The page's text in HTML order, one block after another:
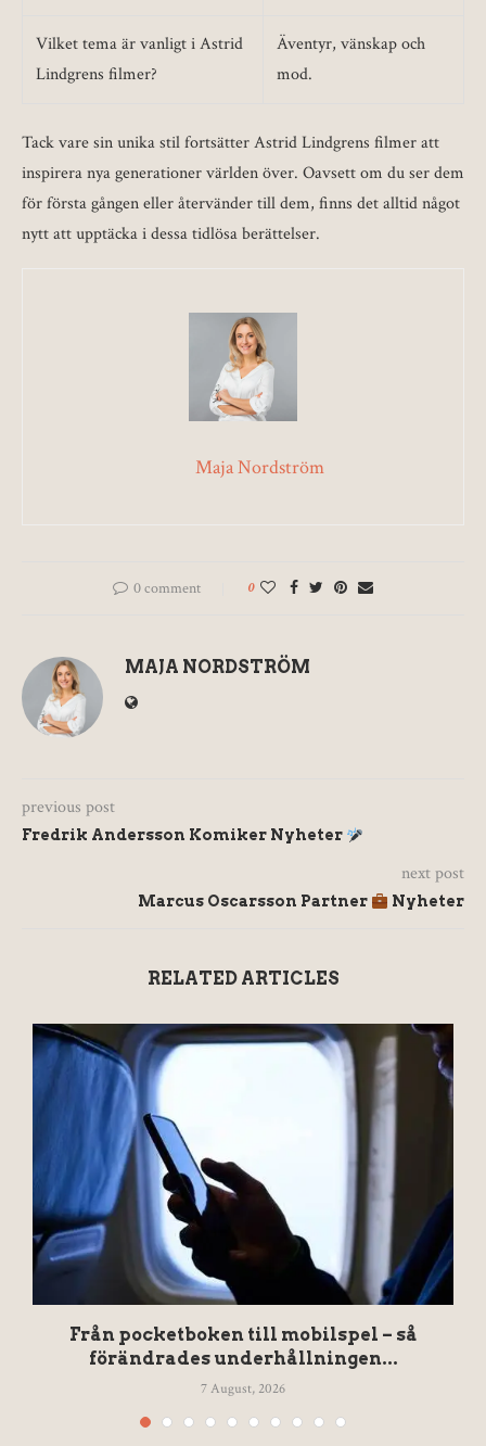
Vilket tema är vanligt i Astrid
Lindgrens filmer?
Äventyr, vänskap och
mod.
Tack vare sin unika stil fortsätter Astrid Lindgrens filmer att
inspirera nya generationer världen över. Oavsett om du ser dem
för första gången eller återvänder till dem, finns det alltid något
nytt att upptäcka i dessa tidlösa berättelser.
Maja Nordström
0 comment 0
MAJA NORDSTRÖM
previous post
Fredrik Andersson Komiker Nyheter
next post
Marcus Oscarsson Partner Nyheter
RELATED ARTICLES
Från pocketboken till mobilspel – så
förändrades underhållningen...
7 August, 2026